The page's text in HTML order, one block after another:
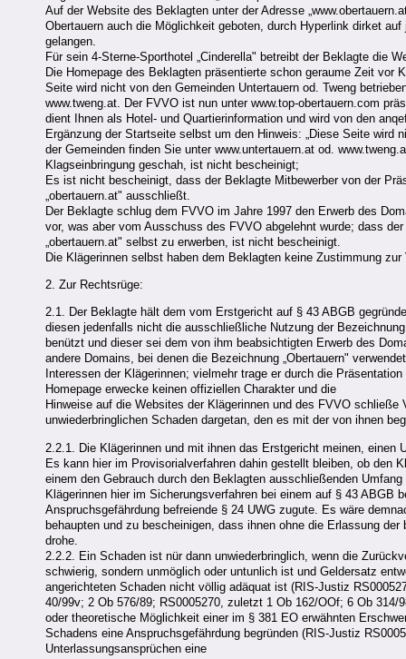
Auf der Website des Beklagten unter der Adresse
Obertauern auch die Möglichkeit geboten, durch Hyperlink dirket
gelangen.
Für sein 4-Sterne-Sporthotel „Cinderella" betreibt der Beklagte die
Die Homepage des Beklagten präsentierte schon geraume Zeit vor
Seite wird nicht von den Gemeinden Untertauern od. Tweng
www.tweng.at. Der FVVO ist nun unter www.top-obertauern.com
dient Ihnen als Hotel- und Quartierinformation und wird von den
Ergänzung der Startseite selbst um den Hinweis: „Diese Seite wird
der Gemeinden finden Sie unter www.untertauern.at od.
Klagseinbringung geschah, ist nicht bescheinigt;
Es ist nicht bescheinigt, dass der Beklagte Mitbewerber von der
„obertauern.at" ausschließt.
Der Beklagte schlug dem FVVO im Jahre 1997 den Erwerb des
vor, was aber vom Ausschuss des FVVO abgelehnt wurde; dass
„obertauern.at" selbst zu erwerben, ist nicht bescheinigt.
Die Klägerinnen selbst haben dem Beklagten keine Zustimmung
2. Zur Rechtsrüge:
2.1. Der Beklagte hält dem vom Erstgericht auf § 43 ABGB
diesen jedenfalls nicht die ausschließliche Nutzung der
benützt und dieser sei dem von ihm beabsichtigten Erwerb des
andere Domains, bei denen die Bezeichnung „Obertauern"
Interessen der Klägerinnen; vielmehr trage er durch die
Homepage erwecke keinen offiziellen Charakter und die
Hinweise auf die Websites der Klägerinnen und des FVVO
unwiederbringlichen Schaden dargetan, den es mit der von ihnen
2.2.1. Die Klägerinnen und mit ihnen das Erstgericht meinen,
Es kann hier im Provisorialverfahren dahin gestellt bleiben, ob den
einem den Gebrauch durch den Beklagten ausschließenden
Klägerinnen hier im Sicherungsverfahren bei einem auf § 43 ABGB
Anspruchsgefährdung befreiende § 24 UWG zugute. Es wäre
behaupten und zu bescheinigen, dass ihnen ohne die Erlassung
drohe.
2.2.2. Ein Schaden ist nür dann unwiederbringlich, wenn die
schwierig, sondern unmöglich oder untunlich ist und Geldersatz
angerichteten Schaden nicht völlig adäquat ist (RIS-Justiz
40/99v; 2 Ob 576/89; RS0005270, zuletzt 1 Ob 162/OOf; 6 Ob
oder theoretische Möglichkeit einer im § 381 EO erwähnten
Schadens eine Anspruchsgefährdung begründen (RIS-Justiz
Unterlassungsansprüchen eine